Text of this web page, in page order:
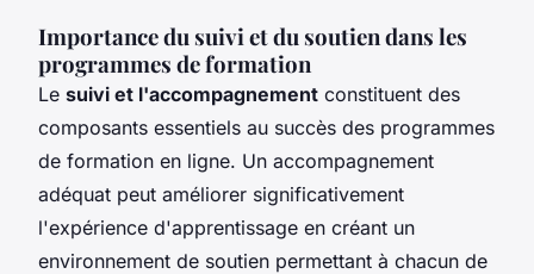
Importance du suivi et du soutien dans les
programmes de formation
Le suivi et l'accompagnement constituent des
composants essentiels au succès des programmes
de formation en ligne. Un accompagnement
adéquat peut améliorer significativement
l'expérience d'apprentissage en créant un
environnement de soutien permettant à chacun de